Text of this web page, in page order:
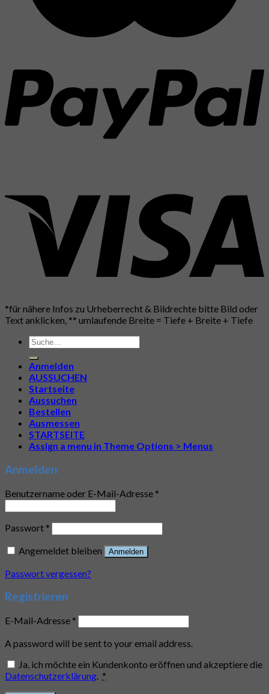
*für nähere Infos zu Urheberrecht & Bildrechte bitte Bild oder
Text anklicken, ** umlaufende Breite = Tiefe + Breite + Tiefe
Suche
nach:
Anmelden
AUSSUCHEN
Startseite
Aussuchen
Bestellen
Ausmessen
STARTSEITE
Assign a menu in Theme Options > Menus
Anmelden
Benutzername oder E-Mail-Adresse *
Passwort *
Angemeldet bleiben
Anmelden
Passwort vergessen?
Registrieren
E-Mail-Adresse *
A password will be sent to your email address.
Ja, ich möchte ein Kundenkonto eröffnen und akzeptiere die
Datenschutzerklärung. *